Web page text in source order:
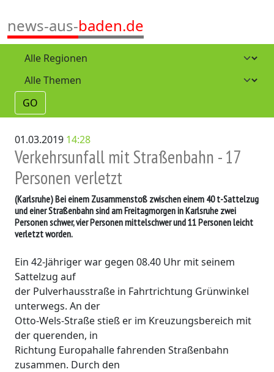
news-aus-baden.de
GO
01.03.2019 14:28
Verkehrsunfall mit Straßenbahn - 17
Personen verletzt
(Karlsruhe)Bei einem Zusammenstoß zwischen einem 40 t-Sattelzug
und einer Straßenbahn sind am Freitagmorgen in Karlsruhe zwei
Personen schwer, vier Personen mittelschwer und 11 Personen leicht
verletzt worden.
Ein 42-Jähriger war gegen 08.40 Uhr mit seinem
Sattelzug auf
der Pulverhausstraße in Fahrtrichtung Grünwinkel
unterwegs. An der
Otto-Wels-Straße stieß er im Kreuzungsbereich mit
der querenden, in
Richtung Europahalle fahrenden Straßenbahn
zusammen. Durch den